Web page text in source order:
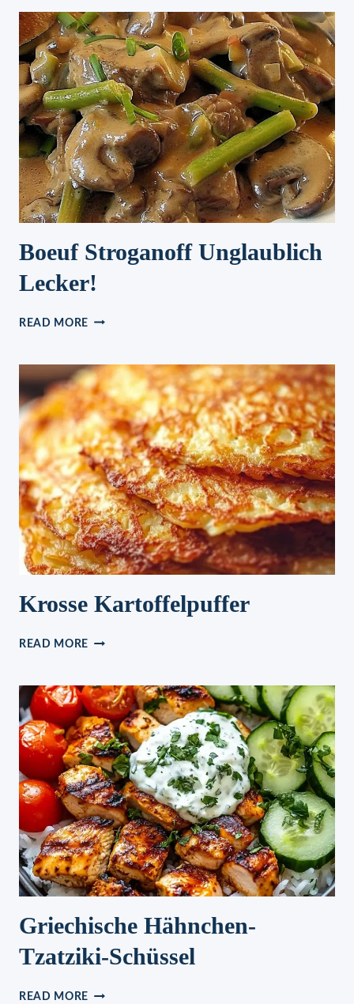
Boeuf Stroganoff Unglaublich
Lecker!
READ MORE BOEUF
LECKER!
Krosse Kartoffelpuffer
READ MORE KROSSE
Griechische Hähnchen-
Tzatziki-Schüssel
READ MORE GRIECHISCHE